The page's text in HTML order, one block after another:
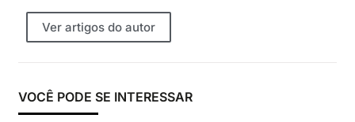
Ver artigos do autor
VOCÊ PODE SE INTERESSAR